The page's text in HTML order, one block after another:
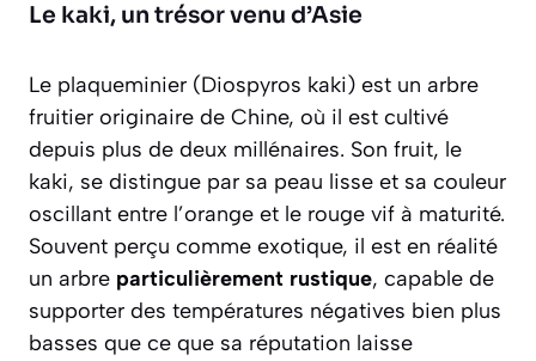
Le kaki, un trésor venu d’Asie
Le plaqueminier (Diospyros kaki) est un arbre
fruitier originaire de Chine, où il est cultivé
depuis plus de deux millénaires. Son fruit, le
kaki, se distingue par sa peau lisse et sa couleur
oscillant entre l’orange et le rouge vif à maturité.
Souvent perçu comme exotique, il est en réalité
un arbre particulièrement rustique, capable de
supporter des températures négatives bien plus
basses que ce que sa réputation laisse